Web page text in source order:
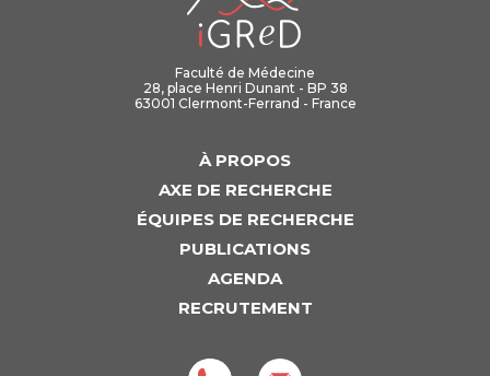
Faculté de Médecine
28, place Henri Dunant - BP 38
63001 Clermont-Ferrand - France
À PROPOS
AXE DE RECHERCHE
ÉQUIPES DE RECHERCHE
PUBLICATIONS
AGENDA
RECRUTEMENT